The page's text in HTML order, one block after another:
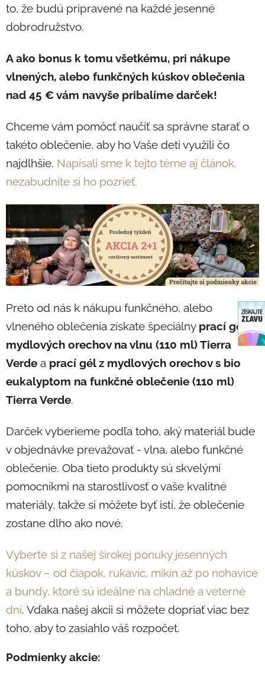
to, že budú pripravené na každé jesenné
dobrodružstvo.
A ako bonus k tomu všetkému, pri nákupe
vlnených, alebo funkčných kúskov oblečenia
nad 45 € vám navyše pribalíme darček!
Chceme vám pomôcť naučiť sa správne starať o
takéto oblečenie, aby ho Vaše deti využili čo
najdlhšie. Napísali sme k tejto téme aj článok,
nezabudnite si ho pozrieť.
Preto od nás k nákupu funkčného, alebo
vlneného oblečenia získate špeciálny prací gél z
mydlových orechov na vlnu (110 ml) Tierra
Verde a prací gél z mydlových orechov s bio
eukalyptom na funkčné oblečenie (110 ml)
Tierra Verde.
Darček vyberieme podľa toho, aký materiál bude
v objednávke prevažovať - vlna, alebo funkčné
oblečenie. Oba tieto produkty sú skvelými
pomocníkmi na starostlivosť o vaše kvalitné
materiály, takže si môžete byť istí, že oblečenie
zostane dlho ako nové.
Vyberte si z našej širokej ponuky jesenných
kúskov – od čiapok, rukavíc, mikín až po nohavice
a bundy, ktoré sú ideálne na chladné a veterné
dni. Vďaka našej akcii si môžete dopriať viac bez
toho, aby to zasiahlo váš rozpočet.
Podmienky akcie: